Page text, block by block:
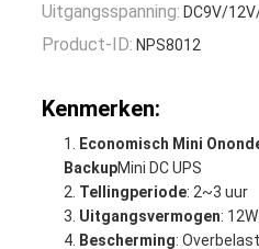
Uitgangsspanning: DC9V/
Product-ID: NPS8012
Kenmerken:
Economisch Mini
BackupMini DC UPS
Tellingperiode: 2~3 uur
Uitgangsvermogen:
Bescherming: